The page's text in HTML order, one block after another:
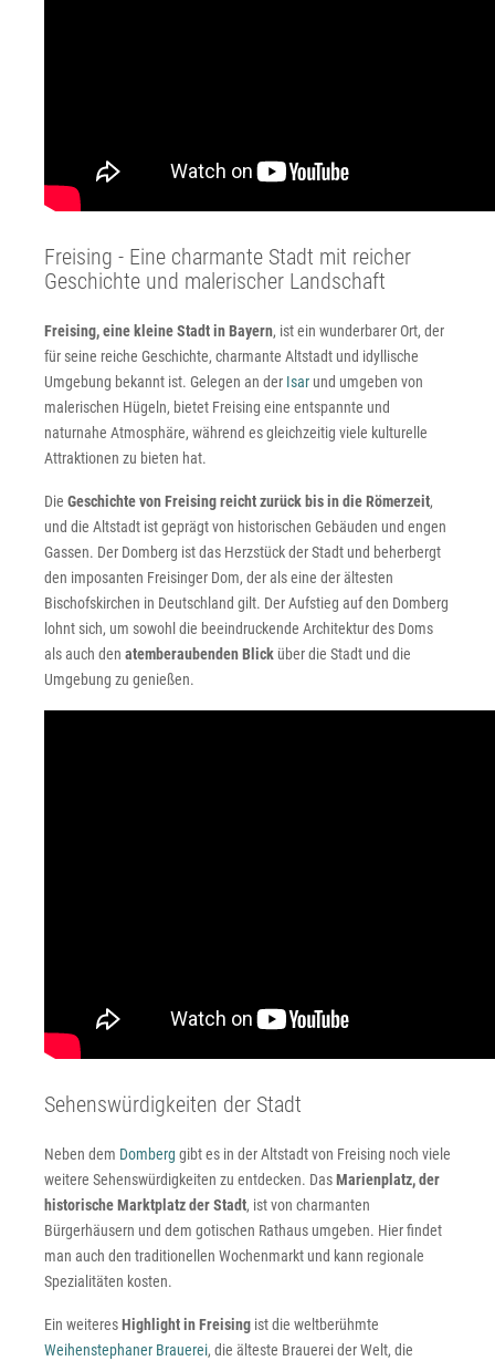
Freising - Eine charmante Stadt mit reicher
Geschichte und malerischer Landschaft
Freising, eine kleine Stadt in Bayern, ist ein wunderbarer Ort, der
für seine reiche Geschichte, charmante Altstadt und idyllische
Umgebung bekannt ist. Gelegen an der Isar und umgeben von
malerischen Hügeln, bietet Freising eine entspannte und
naturnahe Atmosphäre, während es gleichzeitig viele kulturelle
Attraktionen zu bieten hat.
Die Geschichte von Freising reicht zurück bis in die Römerzeit,
und die Altstadt ist geprägt von historischen Gebäuden und engen
Gassen. Der Domberg ist das Herzstück der Stadt und beherbergt
den imposanten Freisinger Dom, der als eine der ältesten
Bischofskirchen in Deutschland gilt. Der Aufstieg auf den Domberg
lohnt sich, um sowohl die beeindruckende Architektur des Doms
als auch den atemberaubenden Blick über die Stadt und die
Umgebung zu genießen.
Sehenswürdigkeiten der Stadt
Neben dem Domberg gibt es in der Altstadt von Freising noch viele
weitere Sehenswürdigkeiten zu entdecken. DasMarienplatz, der
historische Marktplatz der Stadt, ist von charmanten
Bürgerhäusern und dem gotischen Rathaus umgeben. Hier findet
man auch den traditionellen Wochenmarkt und kann regionale
Spezialitäten kosten.
Ein weiteresHighlight in Freising ist die weltberühmte
Weihenstephaner Brauerei, die älteste Brauerei der Welt, die